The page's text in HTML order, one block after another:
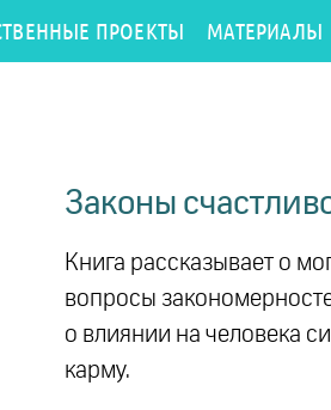
ПРОЕКТЫ МАТЕРИАЛЫ
Законы
Книга рассказывает о
вопросы
о влиянии на человека
карму.